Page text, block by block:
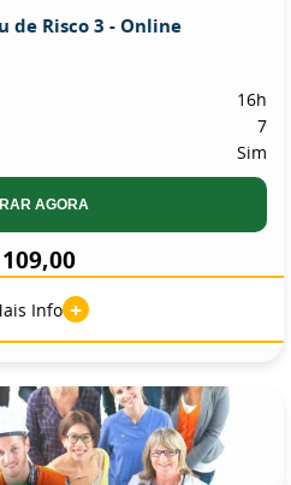
de Risco 3 - Online
16h
7
Sim
AGORA
Info +